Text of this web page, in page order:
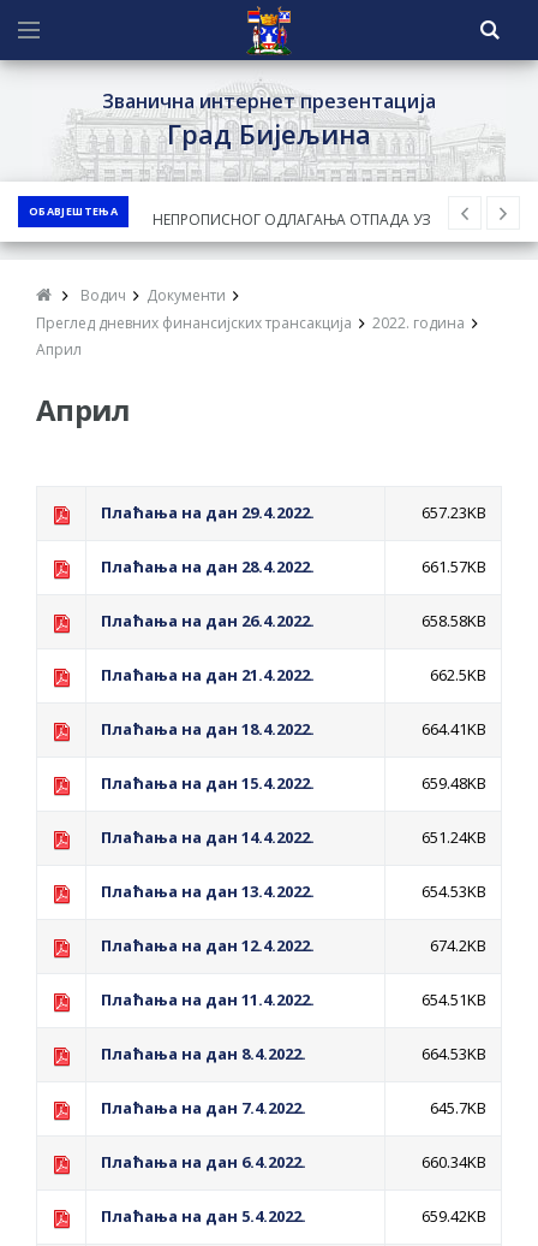
Званична интернет презентација
Град Бијељина
ОБАВЈЕШТЕЊА
ЈАВНИ КОНКУРС ЗА ДОДЈЕЛУ
БЕСПОВРАТНИХ СРЕДСТАВА ЗА
КУЋЕ СА ОКУЋНИЦОМ НА ТЕРИТОРИЈИ
НА ГРАДСКИ МЈЕСЕЧНИ БОРАЧКИ
СОЦИЈАЛНЕ ПОТРЕБЕ
Обрасци захтјева за регресирано
Захтјев за издавање ПОНОСНЕ КАРТИЦЕ
Ујић
ЈАВНИ ПОЗИВ ЗА ПРИЈАВУ
ДОДЈЕЛУ ФИНАНСИЈСКЕ НАГРАДЕ
Водич
Документи
Преглед дневних финансијских трансакција
2022. година
Април
Април
Плаћања на дан 29.4.2022. 657.23KB
Плаћања на дан 28.4.2022. 661.57KB
Плаћања на дан 26.4.2022. 658.58KB
Плаћања на дан 21.4.2022. 662.5KB
Плаћања на дан 18.4.2022. 664.41KB
Плаћања на дан 15.4.2022. 659.48KB
Плаћања на дан 14.4.2022. 651.24KB
Плаћања на дан 13.4.2022. 654.53KB
Плаћања на дан 12.4.2022. 674.2KB
Плаћања на дан 11.4.2022. 654.51KB
Плаћања на дан 8.4.2022. 664.53KB
Плаћања на дан 7.4.2022. 645.7KB
Плаћања на дан 6.4.2022. 660.34KB
Плаћања на дан 5.4.2022. 659.42KB